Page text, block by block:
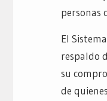
personas
El
respaldo
su
de